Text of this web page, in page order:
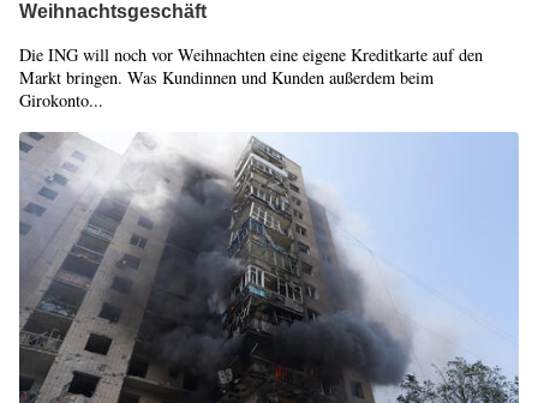
Weihnachtsgeschäft
Die ING will noch vor Weihnachten eine eigene Kreditkarte auf den
Markt bringen. Was Kundinnen und Kunden außerdem beim
Girokonto...